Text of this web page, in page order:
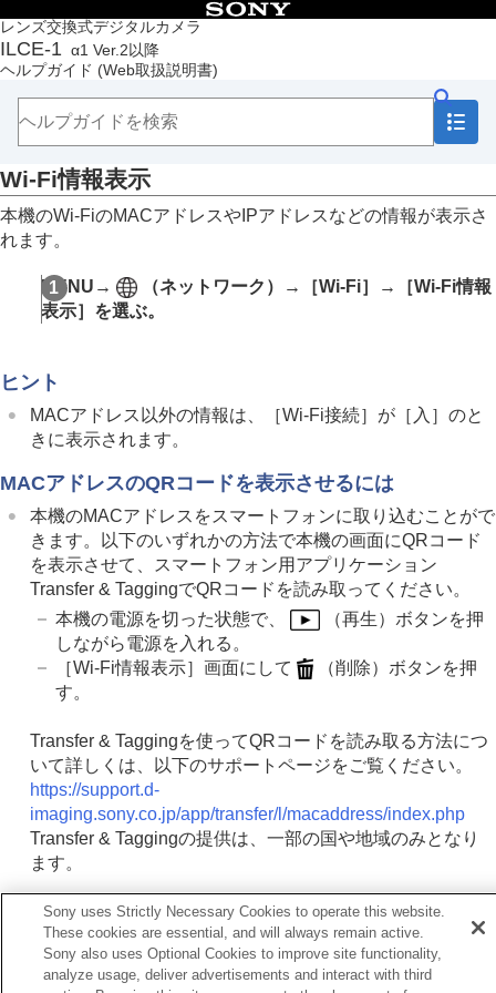
レンズ交換式デジタルカメラ
ILCE-1 α1 Ver.2以降
ヘルプガイド (Web取扱説明書)
目次
トップページ
ヘルプガイドの使いかた
本体と付属品を確認する
本機の基本操作
準備/基本的な撮影
MENU一覧から機能を探す
撮影機能を活用する
再生する
カメラの設定を変更する
Wi-Fi接続
アクセスポイント簡単登録
Wi-Fi周波数帯
SSID・PWリセット
Bluetooth設定
Bluetoothリモコン
有線LAN
テザリング接続
機内モード
機器名称変更
アクセス認証情報
セキュリティ(IPsec)
Wi-Fi Direct設定
ネットワーク設定リセット
FTP転送機能
電力設定
USB設定
外部出力設定
スマートフォンでできること
Wi-Fi情報表示
本機のWi-FiのMACアドレスやIPアドレスなどの情報が表示さ
れます。
MENU → （ネットワーク ）→ ［Wi-Fi］ →
［Wi-Fi情報
表示］ を選ぶ。
ヒント
MACアドレス以外の情報は、 ［Wi-Fi接続］ が ［入］のと
きに表示されます。
MACアドレスのQRコードを表示させるには
本機のMACアドレスをスマートフォンに取り込むことがで
きます。以下のいずれかの方法で本機の画面にQRコード
を表示させて、スマートフォン用アプリケーション
Transfer & TaggingでQRコードを読み取ってください。
本機の電源を切った状態で、
（再生）ボタンを押
しながら電源を入れる。
［Wi-Fi情報表示］画面にして
（削除）ボタンを押
す。
Transfer & Taggingを使ってQRコードを読み取る方法につ
いて詳しくは、以下のサポートページをご覧ください。
https://support.d-
imaging.sony.co.jp/app/transfer/l/macaddress/index.php
Transfer & Taggingの提供は、一部の国や地域のみとなり
ます。
Sony uses Strictly Necessary Cookies to operate this website.
These cookies are essential, and will always remain active.
Sony also uses Optional Cookies to improve site functionality,
analyze usage, deliver advertisements and interact with third